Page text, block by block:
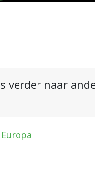
verder naar